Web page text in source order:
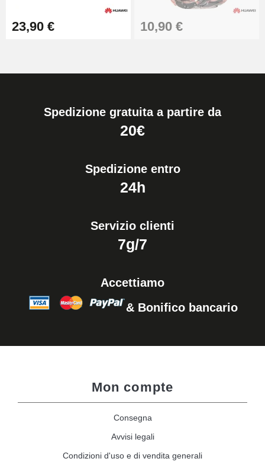
23,90 € 10,90 €
Spedizione gratuita a partire da
20€
Spedizione entro
24h
Servizio clienti
7g/7
Accettiamo
& Bonifico bancario
Mon compte
Consegna
Avvisi legali
Condizioni d'uso e di vendita generali